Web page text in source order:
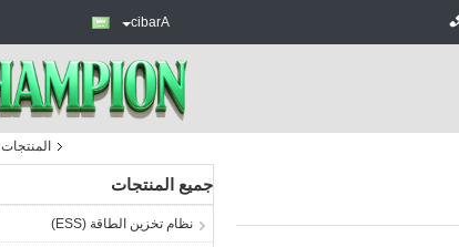
Arabic
المنتجات
جميع المنتجات
نظام تخزين الطاقة (ESS)